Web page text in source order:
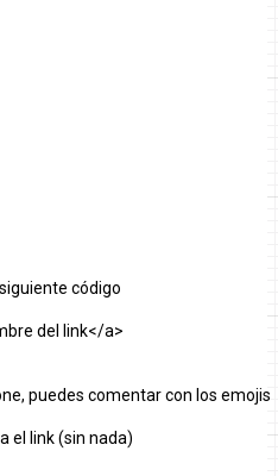
código
del link</a>
puedes comentar con los emojis
el link (sin nada)